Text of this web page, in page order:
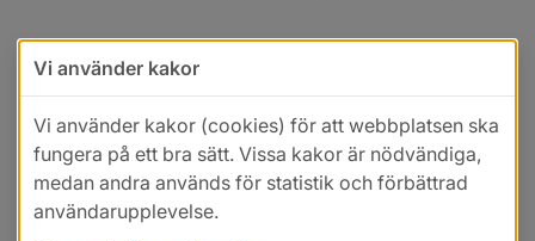
Vi använder kakor
Vi använder kakor (cookies) för att webbplatsen ska
fungera på ett bra sätt. Vissa kakor är nödvändiga,
medan andra används för statistik och förbättrad
användarupplevelse.